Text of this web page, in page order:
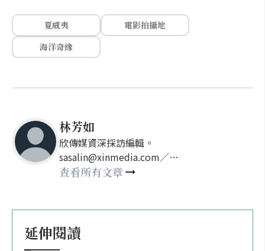
夏威夷
電影拍攝地
海洋奇緣
林芳如
欣傳媒資深採訪編輯。
sasalin@xinmedia.com／
happy21917@gmail.com
查看所有文章
延伸閱讀